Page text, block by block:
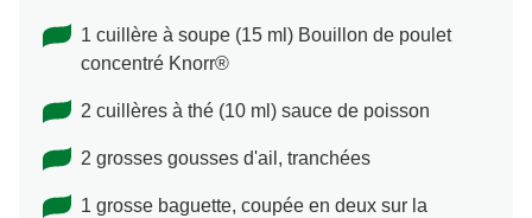
1 cuillère à soupe (15 ml) Bouillon de poulet
concentré Knorr®
2 cuillères à thé (10 ml) sauce de poisson
2 grosses gousses d'ail, tranchées
1 grosse baguette, coupée en deux sur la